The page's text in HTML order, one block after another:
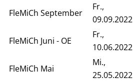
FleMiCh September
Fr.,
09.09.2022
FleMiCh Juni - OE
Fr.,
10.06.2022
FleMiCh Mai
Mi.,
25.05.2022